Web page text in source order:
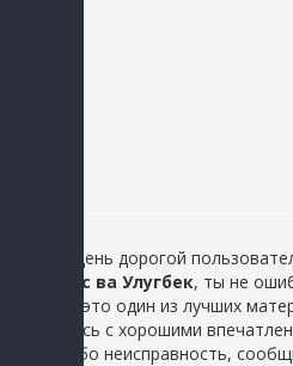
Добрый день дорогой
Иглесиас ва Улугбек, ты не
говорил, это один из лучших
оставались с хорошими
какую либо неисправность,